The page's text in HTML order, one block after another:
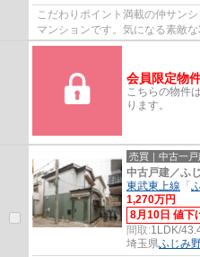
こだわりポイント満載の仲サン
マンションです。気になる素敵
です。南向きの物件をお探しの
会員限定物
こちらの物件
ります。
売買｜中古一戸
中古戸建／ふ
東武東上線 「
1,270万円
8月10日 値下
間取:1LDK/
埼玉県ふじみ